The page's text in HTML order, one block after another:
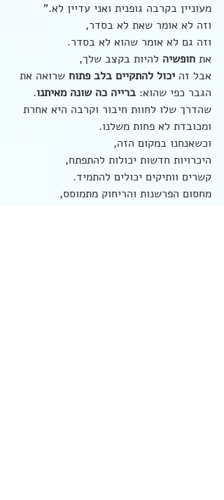
מעוניין בקרבה גופנית ואני עדיין לא."
וזה לא אומר שאת לא בסדר,
וזה גם לא אומר שהוא לא בסדר.
את חופשיה להיות בקצב שלך,
אבל זה יכול להתקיים בלב פתוח שרואה את
הגבר כפי שהוא: ברייה כה שונה מאיתנו.
שהדרך שלו לחוות חיבור וקרבה היא אחרת
ומכובדת לא פחות משלנו.
וכשאנחנו במקום הזה,
היכרויות חדשות יכולות להתפתח,
קשרים וותיקים יכולים להתמיד.
מחסום הפרשנות והריחוק מתמוסס,